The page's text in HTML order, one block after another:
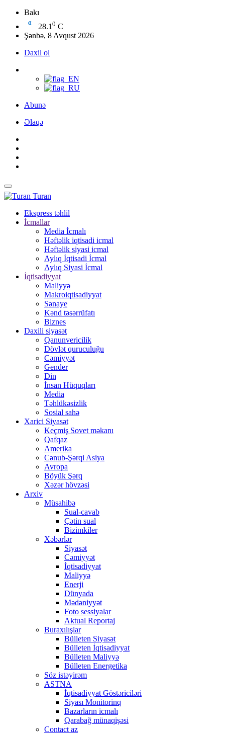
Bakı
28.1 0 C
Şənbə, 8 Avqust 2026
Daxil ol
Abunə
Əlaqə
Turan
Ekspress təhlil
İcmallar
Media İcmalı
Həftəlik iqtisadi icmal
Həftəlik siyasi icmal
Aylıq İqtisadi İcmal
Aylıq Siyasi İcmal
İqtisadiyyat
Maliyyə
Makroiqtisadiyyat
Sənaye
Kənd təsərrüfatı
Biznes
Daxili siyasət
Qanunvericilik
Dövlət quruculuğu
Cəmiyyət
Gender
Din
İnsan Hüquqları
Media
Təhlükəsizlik
Sosial sahə
Xarici Siyasət
Keçmiş Sovet məkanı
Qafqaz
Amerika
Cənub-Şərqi Asiya
Avropa
Böyük Şərq
Xəzər hövzəsi
Arxiv
Müsahibə
Sual-cavab
Çətin sual
Bizimkiler
Xəbərlər
Siyasət
Cəmiyyət
İqtisadiyyat
Maliyyə
Enerji
Dünyada
Mədəniyyət
Foto sessiyalar
Aktual Reportaj
Buraxılışlar
Bülleten Siyasət
Bülleten İqtisadiyyat
Bülleten Maliyyə
Bülleten Energetika
Söz istəyirəm
ASTNA
İqtisadiyyat Göstəriciləri
Siyası Monitorinq
Bazarların icmalı
Qarabağ münaqişəsi
Contact az